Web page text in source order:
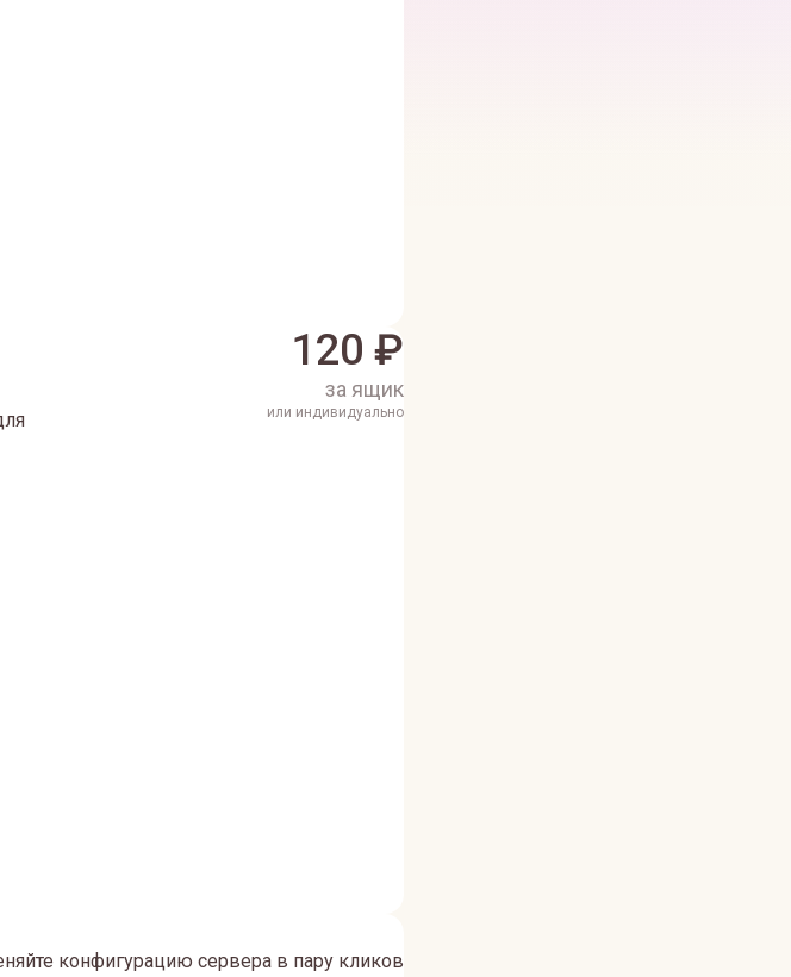
120 ₽
за ящик
или индивидуально
конфигурацию сервера в пару кликов